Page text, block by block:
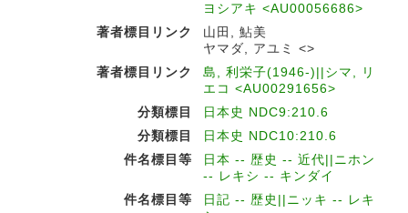
ヨシアキ <AU00056686>
著者標目リンク
山田, 鮎美
ヤマダ, アユミ <>
著者標目リンク
島, 利栄子(1946-)||シマ, リ
エコ <AU00291656>
分類標目
日本史 NDC9:210.6
分類標目
日本史 NDC10:210.6
件名標目等
日本 -- 歴史 -- 近代||ニホン
-- レキシ -- キンダイ
件名標目等
日記 -- 歴史||ニッキ -- レキ